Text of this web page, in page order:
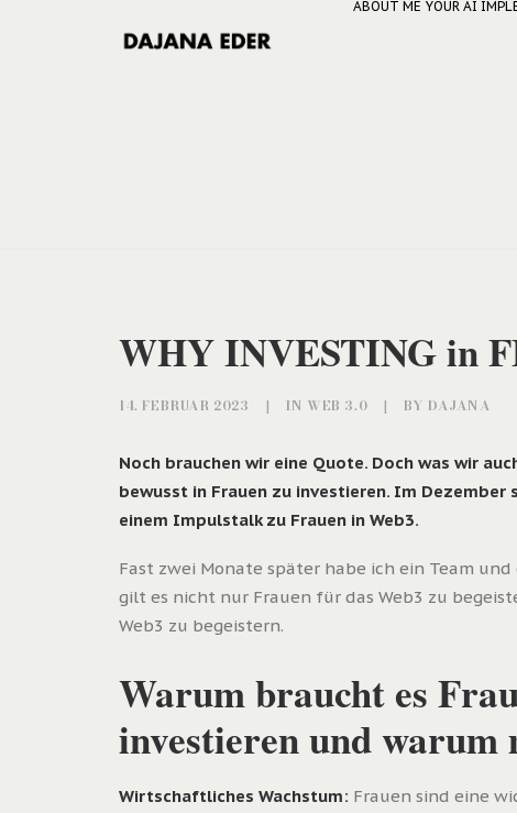
ABOUT ME YOUR AI
WHY INVESTING in
14. FEBRUAR 2023 | IN WEB 3.0 | BY DAJANA
Noch brauchen wir eine Quote. Doch was wir
bewusst in Frauen zu investieren. Im Dezember
einem Impulstalk zu Frauen in Web3.
Fast zwei Monate später habe ich ein Team
gilt es nicht nur Frauen für das Web3 zu
Web3 zu begeistern.
Warum braucht es
investieren und warum
Wirtschaftliches Wachstum: Frauen sind eine